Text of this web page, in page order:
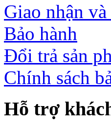
Giao nhận
Bảo hành
Đổi trả sản
Chính sách
Hỗ trợ